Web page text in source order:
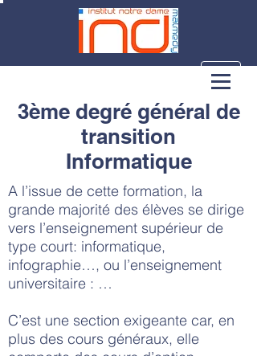
3ème degré général de
transition
Informatique
A l’issue de cette formation, la
grande majorité des élèves se dirige
vers l’enseignement supérieur de
type court: informatique,
infographie…, ou l’enseignement
universitaire : …
C’est une section exigeante car, en
plus des cours généraux, elle